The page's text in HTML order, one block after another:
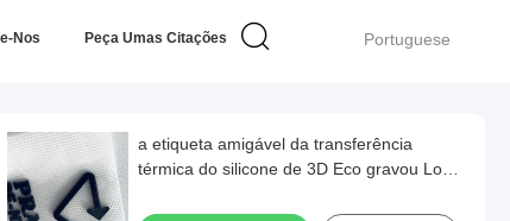
Portuguese
Nos Peça Umas Citações
a etiqueta amigável da transferência
térmica do silicone de 3D Eco gravou Logo